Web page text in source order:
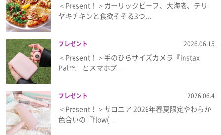
＜Present！＞ガーリックビーフ、大海老、テリ
ヤキチキンと食欲そそる3つ…
プレゼント 2026.06.15
＜Present！＞手のひらサイズカメラ『instax
Pal™』とスマホプ…
プレゼント 2026.06.4
＜Present！＞サロニア 2026年春夏限定やわらか
色合いの『flow(…